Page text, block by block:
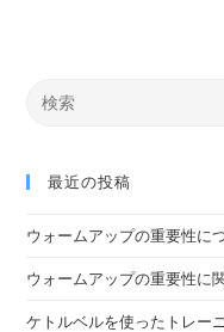
最近の投稿
ウォームアップの重要性に
ウォームアップの重要性に
ケトルベルを使ったトレー